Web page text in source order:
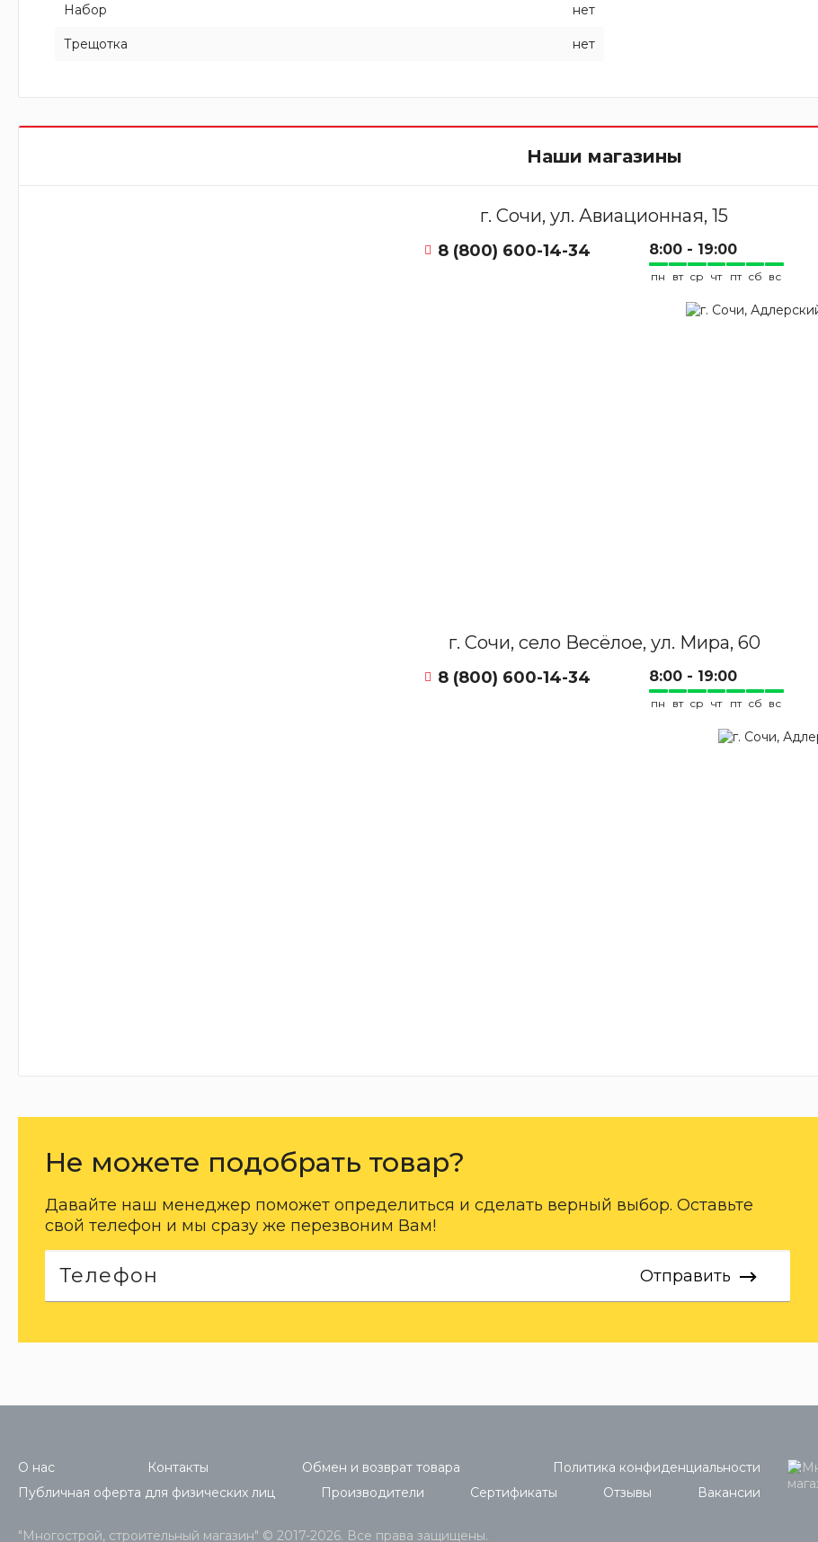
Набор нет
Трещотка нет
Наши магазины
г. Сочи, ул. Авиационная, 15
8 (800) 600-14-34 8:00 - 19:00
пн вт ср чт пт сб вс
г. Сочи, село Весёлое, ул. Мира, 60
8 (800) 600-14-34 8:00 - 19:00
пн вт ср чт пт сб вс
Не можете подобрать товар?
Давайте наш менеджер поможет определиться и сделать верный выбор. Оставьте
свой телефон и мы сразу же перезвоним Вам!
Отправить
О нас Контакты Обмен и возврат товара
Политика конфиденциальности
Публичная оферта для физических лиц
Производители Сертификаты Отзывы Вакансии
"Многострой, строительный магазин" © 2017-2026. Все права защищены.